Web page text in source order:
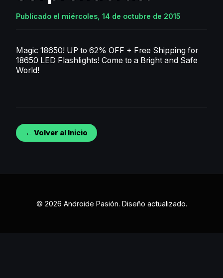
Publicado el miércoles, 14 de octubre de 2015
Magic 18650! UP to 62% OFF + Free Shipping for
18650 LED Flashlights! Come to a Bright and Safe
World!
← Volver al Inicio
© 2026 Androide Pasión. Diseño actualizado.